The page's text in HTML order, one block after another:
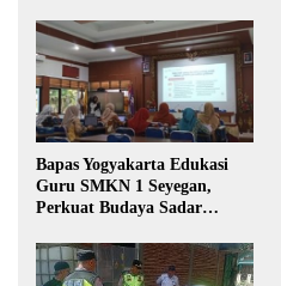
Bapas Yogyakarta Edukasi
Guru SMKN 1 Seyegan,
Perkuat Budaya Sadar